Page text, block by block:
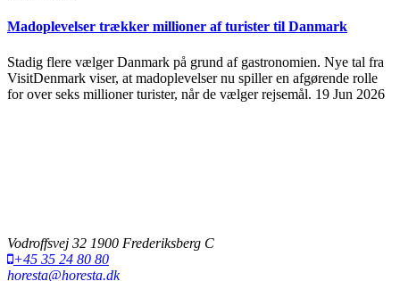
Madoplevelser trækker millioner af turister til Danmark
Stadig flere vælger Danmark på grund af gastronomien. Nye tal fra
VisitDenmark viser, at madoplevelser nu spiller en afgørende rolle
for over seks millioner turister, når de vælger rejsemål. 19 Jun 2026
Vodroffsvej 32 1900 Frederiksberg C
+45 35 24 80 80
horesta@horesta.dk